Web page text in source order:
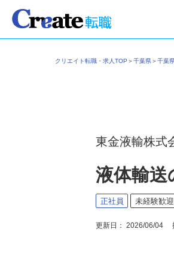
クリエイト転職・求人TOP＞千葉県＞千葉
東金液輸株式
液体輸
正社員 未経験歓迎
更新日： 2026/06/04